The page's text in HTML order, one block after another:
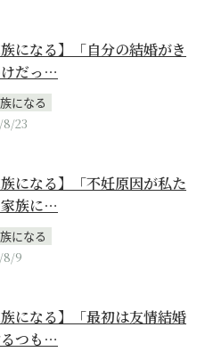
族になる】「自分の結婚がき
だっ…
になる
23
族になる】「不妊原因が私た
族に…
になる
8/9
族になる】「最初は友情結婚
つも…